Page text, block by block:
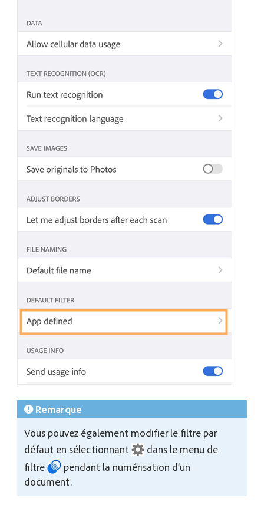
Remarque
Vous pouvez également modifier le filtre par
défaut en sélectionnant
dans le menu de
filtre
pendant la numérisation d’un
document.